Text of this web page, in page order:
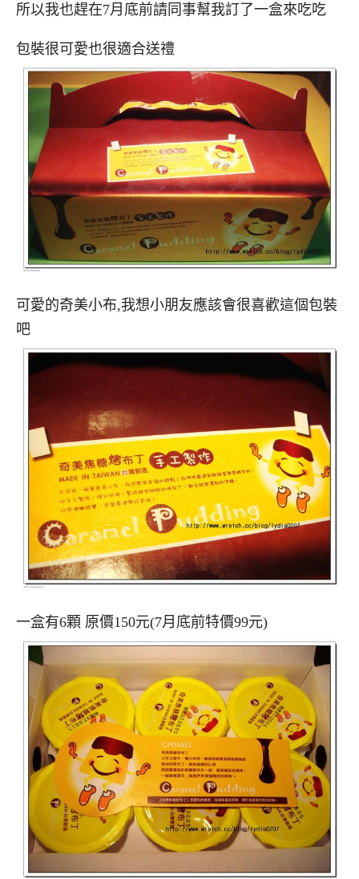
所以我也趕在7月底前請同事幫我訂了一盒來吃吃
包裝很可愛也很適合送禮
可愛的奇美小布,我想小朋友應該會很喜歡這個包裝
吧
一盒有6顆 原價150元(7月底前特價99元)